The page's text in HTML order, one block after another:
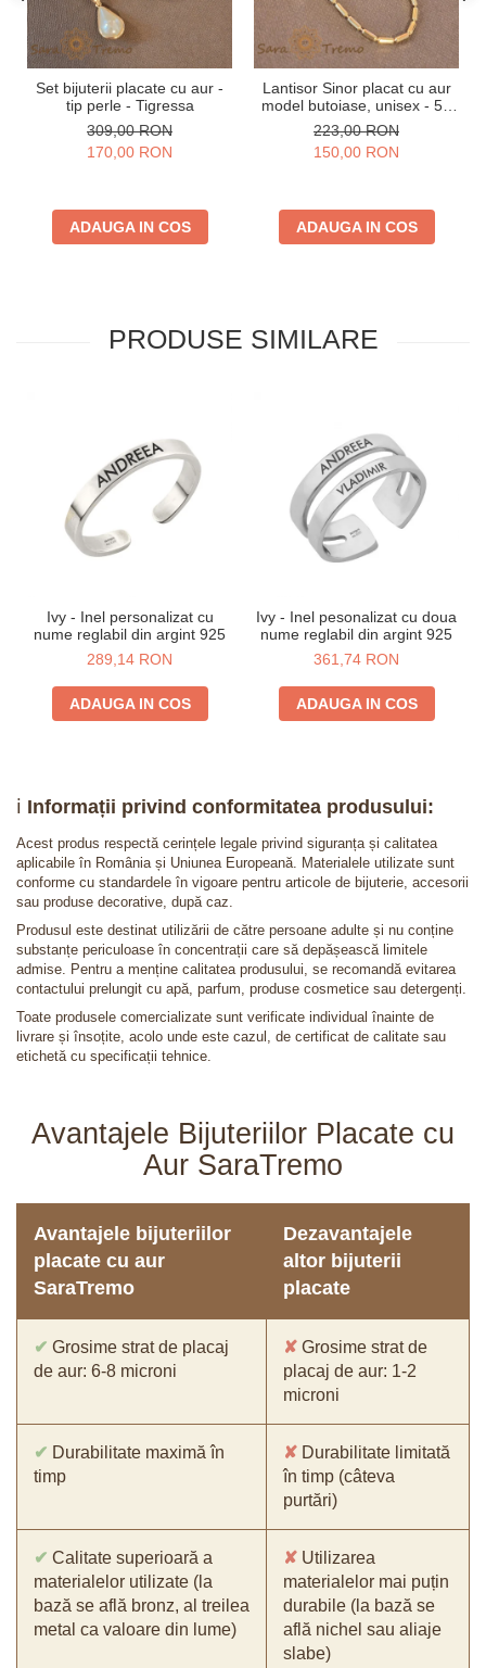
Set bijuterii placate cu aur -
tip perle - Tigressa
309,00 RON
170,00 RON
ADAUGA IN COS
Lantisor Sinor placat cu aur
model butoiase, unisex - 50
cm
223,00 RON
150,00 RON
ADAUGA IN COS
PRODUSE SIMILARE
Ivy - Inel personalizat cu
nume reglabil din argint 925
289,14 RON
ADAUGA IN COS
Ivy - Inel pesonalizat cu doua
nume reglabil din argint 925
361,74 RON
ADAUGA IN COS
ℹ️ Informații privind conformitatea produsului:
Acest produs respectă cerințele legale privind siguranța și calitatea
aplicabile în România și Uniunea Europeană. Materialele utilizate sunt
conforme cu standardele în vigoare pentru articole de bijuterie, accesorii
sau produse decorative, după caz.
Produsul este destinat utilizării de către persoane adulte și nu conține
substanțe periculoase în concentrații care să depășească limitele
admise. Pentru a menține calitatea produsului, se recomandă evitarea
contactului prelungit cu apă, parfum, produse cosmetice sau detergenți.
Toate produsele comercializate sunt verificate individual înainte de
livrare și însoțite, acolo unde este cazul, de certificat de calitate sau
etichetă cu specificații tehnice.
Avantajele Bijuteriilor Placate cu
Aur SaraTremo
Avantajele bijuteriilor
placate cu aur
SaraTremo
Dezavantajele
altor bijuterii
placate
✔ Grosime strat de placaj
de aur: 6-8 microni
✘ Grosime strat de
placaj de aur: 1-2
microni
✔ Durabilitate maximă în
timp
✘ Durabilitate limitată
în timp (câteva
purtări)
✔ Calitate superioară a
materialelor utilizate (la
bază se află bronz, al treilea
metal ca valoare din lume)
✘ Utilizarea
materialelor mai puțin
durabile (la bază se
află nichel sau aliaje
slabe)